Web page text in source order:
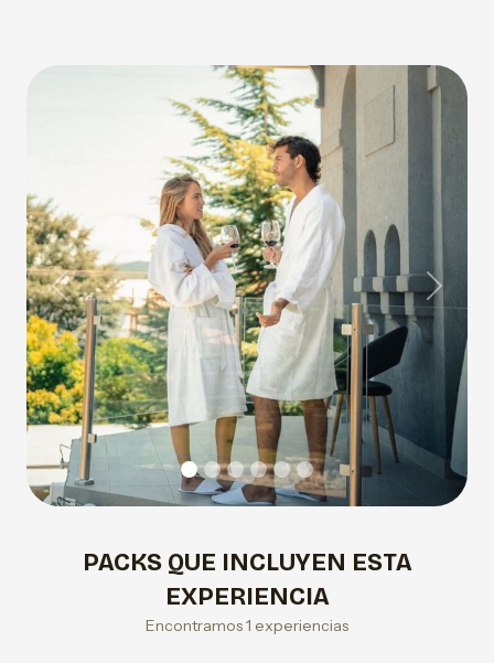
Previous Next
PACKS QUE INCLUYEN ESTA
EXPERIENCIA
Encontramos 1 experiencias